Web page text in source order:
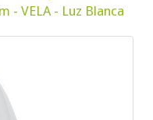
- VELA - Luz Blanca